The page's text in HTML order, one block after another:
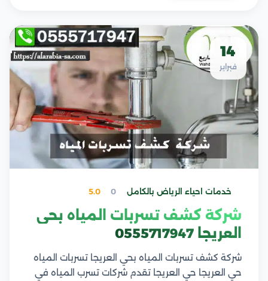
14
فبراير
خدمات احياء الرياض بالكامل 0
5.0
شركة كشف تسربات المياه بحي
العريجا 0555717947
شركة كشف تسربات المياه بحي العريجا تسربات المياه
حي العريجا حي العريجا تقدم شركات تسرب المياه في